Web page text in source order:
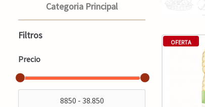
OFERTA
Categoria Principal
Filtros
Precio